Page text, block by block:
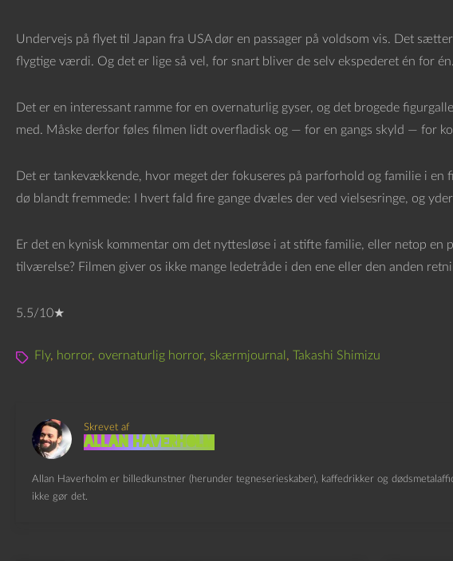
Undervejs på flyet til Japan fra USA dør en passager på voldsom vis. Det
flygtige værdi. Og det er lige så vel, for snart bliver de selv ekspederet én for én.
Det er en interessant ramme for en overnaturlig gyser, og det brogede
med. Måske derfor føles filmen lidt overfladisk og — for en gangs skyld — for
Det er tankevækkende, hvor meget der fokuseres på parforhold og familie i en
dø blandt fremmede: I hvert fald fire gange dvæles der ved vielsesringe, og
Er det en kynisk kommentar om det nyttesløse i at stifte familie, eller netop en
tilværelse? Filmen giver os ikke mange ledetråde i den ene eller den anden
5.5/10★
Fly, horror, overnaturlig horror, skærmjournal , Takashi Shimizu
Skrevet af
Allan Haverholm
Allan Haverholm er billedkunstner (herunder tegneserieskaber), kaffedrikker og
ikke gør det.